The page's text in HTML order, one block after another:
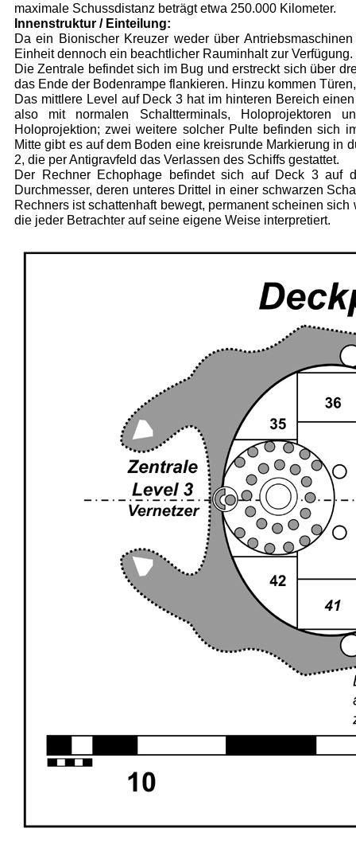
maximale Schussdistanz beträgt etwa 250.000 Kilometer.
Innenstruktur / Einteilung:
Da ein Bionischer Kreuzer weder über
Einheit dennoch ein beachtlicher Rauminhalt zur Verfügung.
Die Zentrale befindet sich im Bug und erstreckt sich über
das Ende der Bodenrampe flankieren. Hinzu kommen
Das mittlere Level auf Deck 3 hat im hinteren Bereich
also mit normalen Schaltterminals, Holoprojektoren
Holoprojektion; zwei weitere solcher Pulte befinden sich
Mitte gibt es auf dem Boden eine kreis­runde Markierung in
2, die per Antigravfeld das Verlassen des Schiffs gestattet.
Der Rechner Echophage befindet sich auf Deck 3 auf
Durchmesser, deren unteres Drittel in einer schwarzen
Rechners ist schattenhaft be­wegt, permanent scheinen
die jeder Betrachter auf seine eigene Weise interpretiert.